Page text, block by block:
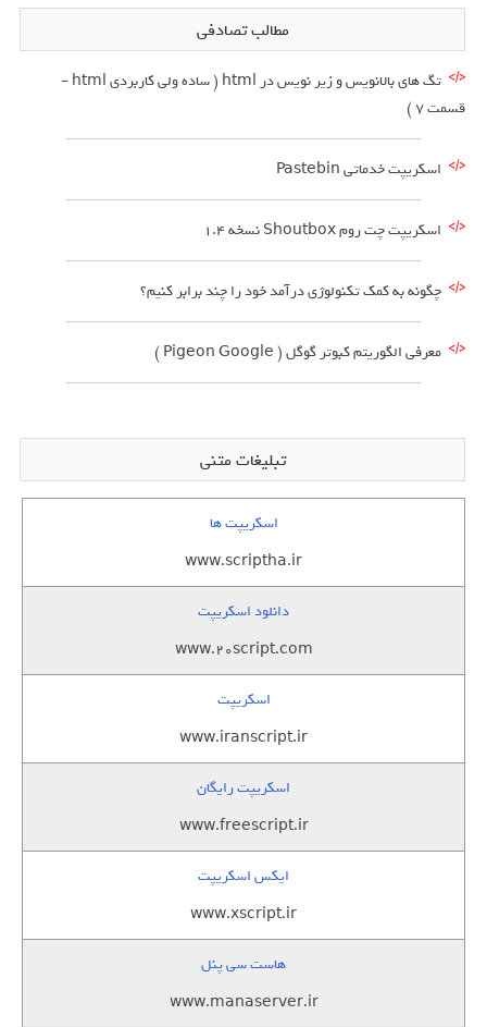
مطالب تصادفی
تگ های بالانویس و زیر نویس در html ( ساده ولی کاربردی html –
قسمت 7 )
اسکریپت خدماتی Pastebin
اسکریپت چت روم Shoutbox نسخه 1.4
چگونه به کمک تکنولوژی درآمد خود را چند برابر کنیم؟
معرفی الگوریتم کبوتر گوگل ( Pigeon Google )
تبلیغات متنی
اسکریپت ها
www.scriptha.ir
دانلود اسکریپت
www.20script.com
اسکریپت
www.iranscript.ir
اسکریپت رایگان
www.freescript.ir
ایکس اسکریپت
www.xscript.ir
هاست سی پنل
www.manaserver.ir